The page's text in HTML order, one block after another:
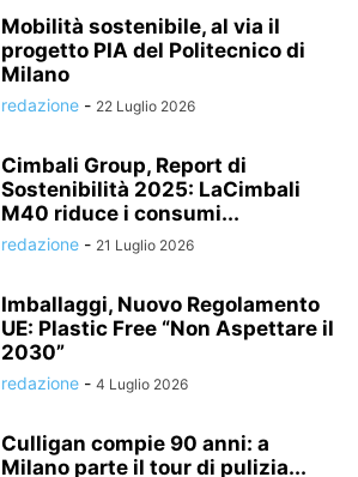
Mobilità sostenibile, al via il
progetto PIA del Politecnico di
Milano
redazione - 22 Luglio 2026
Cimbali Group, Report di
Sostenibilità 2025: LaCimbali
M40 riduce i consumi...
redazione - 21 Luglio 2026
Imballaggi, Nuovo Regolamento
UE: Plastic Free “Non Aspettare il
2030”
redazione - 4 Luglio 2026
Culligan compie 90 anni: a
Milano parte il tour di pulizia...